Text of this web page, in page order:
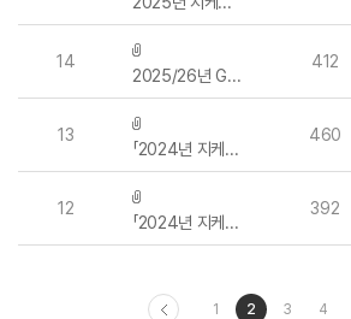
14
2025/26년 GKLWITH 임직원 건강검진 의료기관 선정 입찰
412
13
「2024년 지케이엘위드 조리파트 조리복 제작 및 구매」 수의견적 제출 입찰공고
460
12
「2024년 지케이엘위드 동계 유니폼(기성복) 구매」 수의견적 제출 입찰공고
392
1 2 3 4